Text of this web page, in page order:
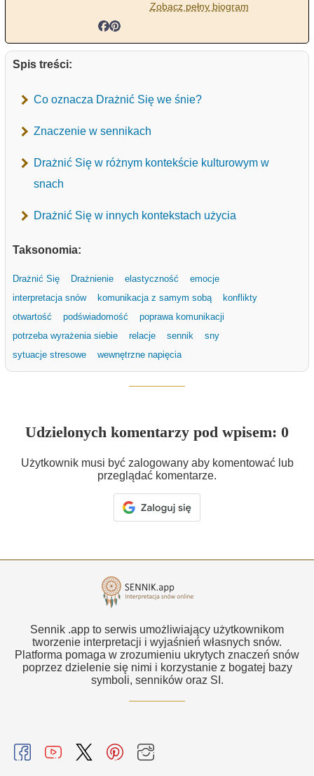
Zobacz pełny biogram
Spis treści:
Co oznacza Drażnić Się we śnie?
Znaczenie w sennikach
Drażnić Się w różnym kontekście kulturowym w
snach
Drażnić Się w innych kontekstach użycia
Taksonomia:
Drażnić Się Drażnienie elastyczność
emocje
interpretacja snów
komunikacja z samym sobą
konflikty
otwartość
podświadomość
poprawa komunikacji
potrzeba wyrażenia siebie
relacje sennik
sny
sytuacje stresowe
wewnętrzne napięcia
Udzielonych komentarzy pod wpisem: 0
Użytkownik musi być zalogowany aby komentować lub
przeglądać komentarze.
Sennik .app to serwis umożliwiający użytkownikom
tworzenie interpretacji i wyjaśnień własnych snów.
Platforma pomaga w zrozumieniu ukrytych znaczeń snów
poprzez dzielenie się nimi i korzystanie z bogatej bazy
symboli, senników oraz SI.